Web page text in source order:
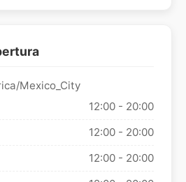
Mexico_City
12:00 - 20:00
12:00 - 20:00
12:00 - 20:00